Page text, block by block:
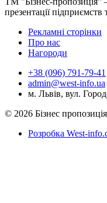
презентації підприємств
Рекламні сторінки
Про нас
Нагороди
+38 (096) 791-79-41
admin@west-info.ua
м. Львів, вул.
© 2026 Бізнес
Розробка West-